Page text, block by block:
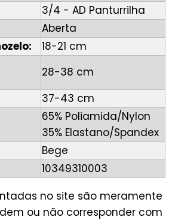
3/4 - AD Panturrilha
Aberta
18-21 cm
28-38 cm
37-43 cm
65% Poliamida/Nylon
35% Elastano/Spandex
Bege
10349310003
no site são meramente
ou não corresponder com